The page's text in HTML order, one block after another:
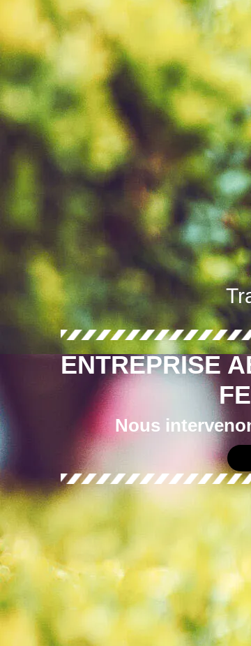
ENTREPRISE
Nous